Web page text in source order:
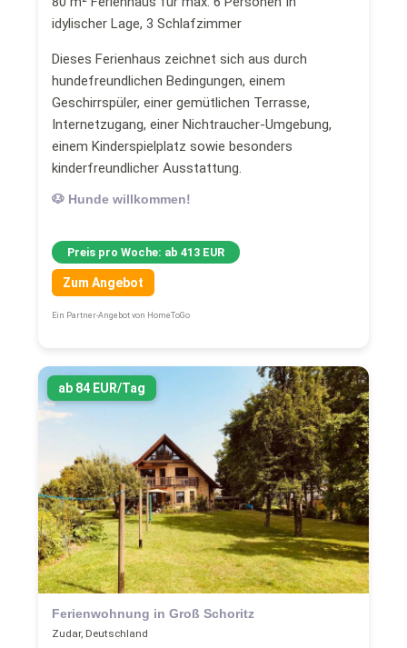
idylischer Lage, 3 Schlafzimmer
Dieses Ferienhaus zeichnet sich aus durch
hundefreundlichen Bedingungen, einem
Geschirrspüler, einer gemütlichen Terrasse,
Internetzugang, einer Nichtraucher-Umgebung,
einem Kinderspielplatz sowie besonders
kinderfreundlicher Ausstattung.
🐶 Hunde willkommen!
Preis pro Woche: ab 413 EUR
Zum Angebot
Ein Partner-Angebot von HomeToGo
ab 84 EUR/Tag
Ferienwohnung in Groß Schoritz
Zudar, Deutschland